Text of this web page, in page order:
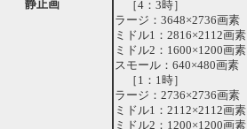
静止画
［4：3時］
ラージ：3648×2736画素
ミドル1：2816×2112画素
ミドル2：1600×1200画素
スモール：640×480画素
［1：1時］
ラージ：2736×2736画素
ミドル1：2112×2112画素
ミドル2：1200×1200画素